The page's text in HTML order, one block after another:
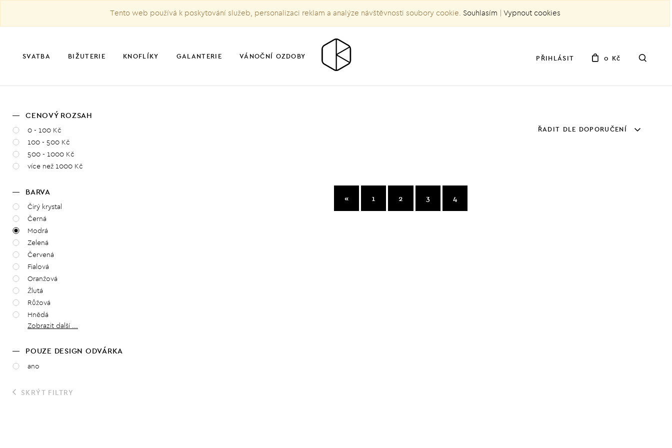
Tento web používá k poskytování služeb, personalizaci reklam a analýze návštěvnosti soubory cookie. Souhlasím | Vypnout cookies
SVATBA BIŽUTERIE KNOFLÍKY GALANTERIE VÁNOČNÍ OZDOBY PŘIHLÁSIT 0 Kč
CENOVÝ ROZSAH
0 - 100 Kč
100 - 500 Kč
500 - 1000 Kč
více než 1000 Kč
BARVA
Čirý krystal
Černá
Modrá
Zelená
Červená
Fialová
Oranžová
Žlutá
Růžová
Hnědá
Zobrazit další ...
POUZE DESIGN ODVÁRKA
ano
SKRÝT FILTRY
ŘADIT DLE DOPORUČENÍ
« 1 2 3 4